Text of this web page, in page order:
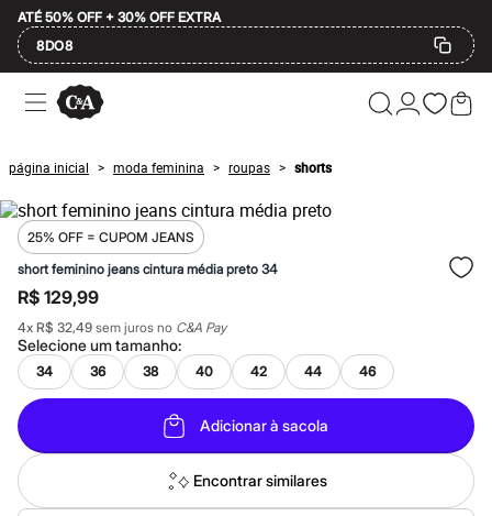
ATÉ 50% OFF + 30% OFF EXTRA
8DO8
Ofertas
Compre por Departamento
Masculino
Infantil
Calçados
Plus Size
2 calçados por R$189
2 peças por R$199
3 lingeries por R$99
3 itens de beleza por R$129
Até 20% off
Até 40% off
Até 60% off
A partir de 60% off
Feminino
Em alta
Inverno
Alfaiataria
Novidades
Roupas
página inicial > moda feminina > roupas > shorts
25% OFF = CUPOM JEANS
short feminino jeans cintura média preto 34
R$ 129,99
4x R$ 32,49 sem juros no C&A Pay
Selecione umtamanho:
34 36 38 40 42 44 46
Adicionar à sacola
Encontrar similares